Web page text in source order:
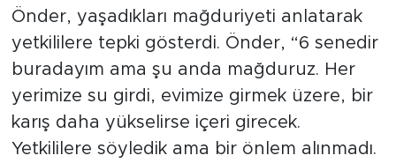
Önder, yaşadıkları mağduriyeti anlatarak
yetkililere tepki gösterdi. Önder, “6 senedir
buradayım ama şu anda mağduruz. Her
yerimize su girdi, evimize girmek üzere, bir
karış daha yükselirse içeri girecek.
Yetkililere söyledik ama bir önlem alınmadı.